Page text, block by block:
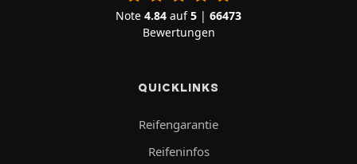
Note 4.84 auf5 | 66473
Bewertungen
QUICKLINKS
Reifengarantie
Reifeninfos